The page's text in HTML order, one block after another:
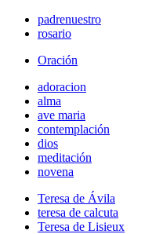
padrenuestro
rosario
Oración
adoracion
alma
ave maria
contemplación
dios
meditación
novena
Teresa de Ávila
teresa de calcuta
Teresa de Lisieux